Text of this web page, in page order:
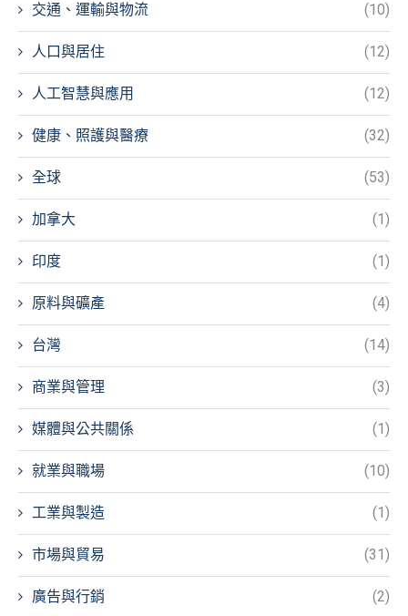
交通、運輸與物流 (10)
人口與居住 (12)
人工智慧與應用 (12)
健康、照護與醫療 (32)
全球 (53)
加拿大 (1)
印度 (1)
原料與礦產 (4)
台灣 (14)
商業與管理 (3)
媒體與公共關係 (1)
就業與職場 (10)
工業與製造 (1)
市場與貿易 (31)
廣告與行銷 (2)